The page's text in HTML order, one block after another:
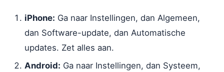
iPhone: Ga naar Instellingen, dan Algemeen,
dan Software-update, dan Automatische
updates. Zet alles aan.
Android: Ga naar Instellingen, dan Systeem,